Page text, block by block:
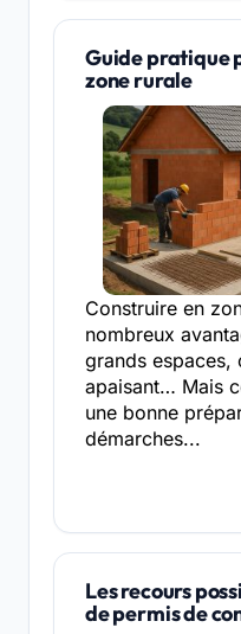
Guide pratique
zone rurale
Construire en
nombreux
grands espaces,
apaisant… Mais
une bonne
démarches...
Les recours
de permis de